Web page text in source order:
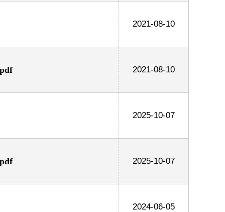
2021-08-10
2021-08-10
2025-10-07
2025-10-07
2024-06-05